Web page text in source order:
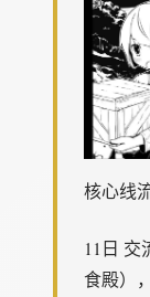
核心线
11日 交
食殿）